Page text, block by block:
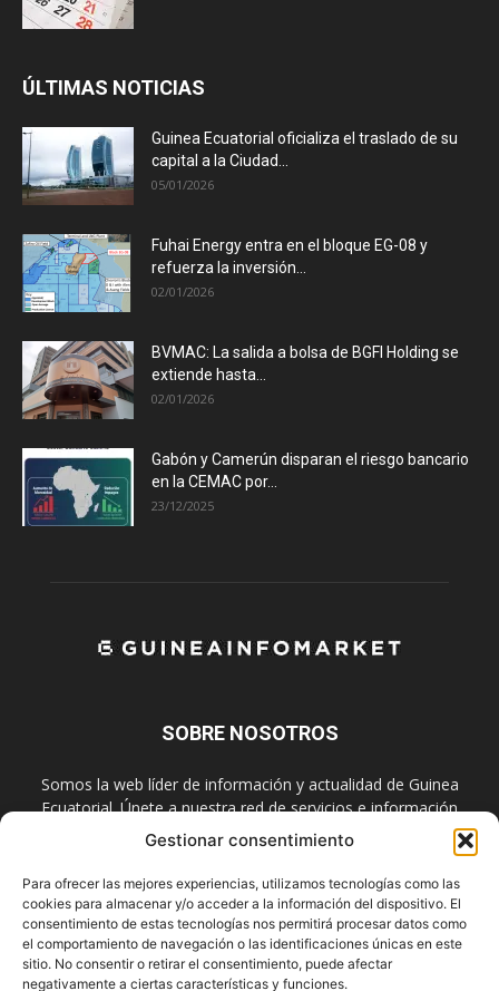
Gestionar consentimiento
Para ofrecer las mejores experiencias, utilizamos tecnologías como las
cookies para almacenar y/o acceder a la información del dispositivo. El
consentimiento de estas tecnologías nos permitirá procesar datos como
el comportamiento de navegación o las identificaciones únicas en este
sitio. No consentir o retirar el consentimiento, puede afectar
negativamente a ciertas características y funciones.
ÚLTIMAS NOTICIAS
Guinea Ecuatorial oficializa el traslado de su
capital a la Ciudad...
05/01/2026
Fuhai Energy entra en el bloque EG-08 y
refuerza la inversión...
02/01/2026
BVMAC: La salida a bolsa de BGFI Holding se
extiende hasta...
02/01/2026
Gabón y Camerún disparan el riesgo bancario
en la CEMAC por...
23/12/2025
SOBRE NOSOTROS
Somos la web líder de información y actualidad de Guinea
Ecuatorial. Únete a nuestra red de servicios e información
digital también en las redes sociales.
Contáctanos:info@guineainfomarket.com
SÍGUENOS